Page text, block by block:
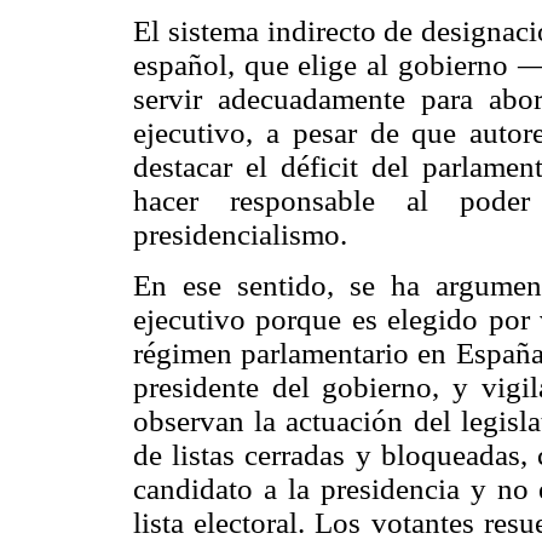
El sistema indirecto de
español, que elige al gobierno
servir adecuadamente para
ejecutivo, a pesar de que
destacar el déficit del
hacer responsable al
presidencialismo.
En ese sentido, se ha
ejecutivo porque es elegido
régimen parlamentario en
presidente del gobierno, y
observan la actuación del
de listas cerradas y
candidato a la presidencia y
lista electoral. Los votantes